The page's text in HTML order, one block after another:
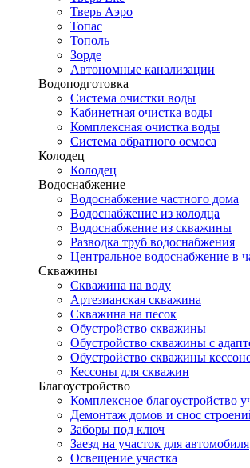
Тверь Аэро
Топас
Тополь
Зорде
Автономные канализации
Водоподготовка
Система очистки воды
Кабинетная очистка воды
Комплексная очистка воды
Система обратного осмоса
Колодец
Колодец
Водоснабжение
Водоснабжение частного дома
Водоснабжение из колодца
Водоснабжение из скважины
Разводка труб водоснабжения
Центральное водоснабжение в
Скважины
Скважина на воду
Артезианская скважина
Скважина на песок
Обустройство скважины
Обустройство скважины с
Обустройство скважины
Кессоны для скважин
Благоустройство
Комплексное благоустройство
Демонтаж домов и снос
Заборы под ключ
Заезд на участок для автомобиля
Освещение участка